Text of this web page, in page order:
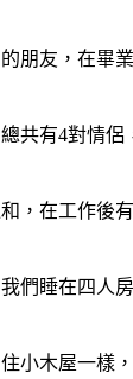
朋友，在畢
共有4對情侶
，在工作後
們睡在四人
小木屋一樣